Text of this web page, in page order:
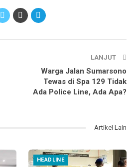
LANJUT
Warga Jalan Sumarsono
Tewas di Spa 129 Tidak
Ada Police Line, Ada Apa?
Artikel Lain
HEADLINE